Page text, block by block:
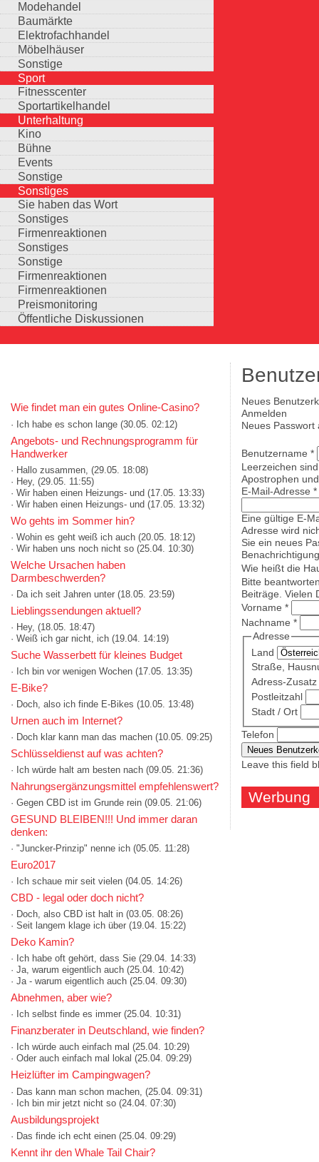
Modehandel
Baumärkte
Elektrofachhandel
Möbelhäuser
Sonstige
Sport
Fitnesscenter
Sportartikelhandel
Unterhaltung
Kino
Bühne
Events
Sonstige
Sonstiges
Sie haben das Wort
Sonstiges
Firmenreaktionen
Sonstiges
Sonstige
Firmenreaktionen
Firmenreaktionen
Preismonitoring
Öffentliche Diskussionen
Wie findet man ein gutes Online-Casino?
· Ich habe es schon lange (30.05. 02:12)
Angebots- und Rechnungsprogramm für
Handwerker
· Hallo zusammen, (29.05. 18:08)
· Hey, (29.05. 11:55)
· Wir haben einen Heizungs- und (17.05. 13:33)
· Wir haben einen Heizungs- und (17.05. 13:32)
Wo gehts im Sommer hin?
· Wohin es geht weiß ich auch (20.05. 18:12)
· Wir haben uns noch nicht so (25.04. 10:30)
Welche Ursachen haben
Darmbeschwerden?
· Da ich seit Jahren unter (18.05. 23:59)
Lieblingssendungen aktuell?
· Hey, (18.05. 18:47)
· Weiß ich gar nicht, ich (19.04. 14:19)
Suche Wasserbett für kleines Budget
· Ich bin vor wenigen Wochen (17.05. 13:35)
E-Bike?
· Doch, also ich finde E-Bikes (10.05. 13:48)
Urnen auch im Internet?
· Doch klar kann man das machen (10.05. 09:25)
Schlüsseldienst auf was achten?
· Ich würde halt am besten nach (09.05. 21:36)
Nahrungsergänzungsmittel empfehlenswert?
· Gegen CBD ist im Grunde rein (09.05. 21:06)
GESUND BLEIBEN!!! Und immer daran
denken:
· "Juncker-Prinzip" nenne ich (05.05. 11:28)
Euro2017
· Ich schaue mir seit vielen (04.05. 14:26)
CBD - legal oder doch nicht?
· Doch, also CBD ist halt in (03.05. 08:26)
· Seit langem klage ich über (19.04. 15:22)
Deko Kamin?
· Ich habe oft gehört, dass Sie (29.04. 14:33)
· Ja, warum eigentlich auch (25.04. 10:42)
· Ja - warum eigentlich auch (25.04. 09:30)
Abnehmen, aber wie?
· Ich selbst finde es immer (25.04. 10:31)
Finanzberater in Deutschland, wie finden?
· Ich würde auch einfach mal (25.04. 10:29)
· Oder auch einfach mal lokal (25.04. 09:29)
Heizlüfter im Campingwagen?
· Das kann man schon machen, (25.04. 09:31)
· Ich bin mir jetzt nicht so (24.04. 07:30)
Ausbildungsprojekt
· Das finde ich echt einen (25.04. 09:29)
Kennt ihr den Whale Tail Chair?
Haupt-Reiter
Neues
(aktiver Reiter)
Anmelden
Neues Passwort
Benutzername *
Leerzeichen
Apostrophen
E-Mail-Adresse *
Eine gültige E-
Adresse wird
Sie ein neues
Wie heißt die
Bitte
Beiträge. Vielen
Vorname *
Nachname *
Adresse
Land
Straße,
Adress-
Postleitzahl
Stadt / Ort
Telefon
Leave this field
Werbung
Auswahlmöglichkeiten